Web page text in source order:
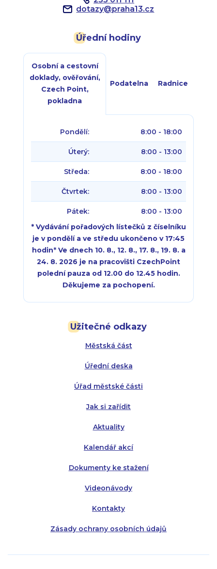
dotazy@praha13.cz
Užitečné odkazy
Městská část
Úřední deska
Úřad městské části
Jak si zařídit
Aktuality
Kalendář akcí
Dokumenty ke stažení
Videonávody
Kontakty
Zásady ochrany osobních údajů
Úřední hodiny
Osobní a cestovní
doklady, ověřování,
Czech Point,
pokladna
Podatelna Radnice
Pondělí: 8:00 - 18:00
Úterý: 8:00 - 13:00
Středa: 8:00 - 18:00
Čtvrtek: 8:00 - 13:00
Pátek:
8:00 - 13:00
* Vydávání pořadových lístečků z číselníku
je v pondělí a ve středu ukončeno v 17:45
hodin* Ve dnech 10. 8., 12. 8., 17. 8., 19. 8. a
24. 8. 2026 je na pracovišti CzechPoint
polední pauza od 12.00 do 12.45 hodin.
Děkujeme za pochopení.
Úterý:
Středa:
Čtvrtek:
Pátek:
Úterý:
Středa:
Čtvrtek: